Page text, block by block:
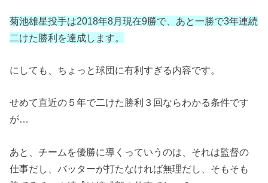
菊池雄星投手は2018年8月現在9勝で、あと一勝で3年連続
二けた勝利を達成します。
にしても、ちょっと球団に有利すぎる内容です。
せめて直近の５年で二けた勝利３回ならわかる条件です
が…
あと、チームを優勝に導くっていうのは、それは監督の
仕事だし、バッターが打たなければ無理だし、そもそも